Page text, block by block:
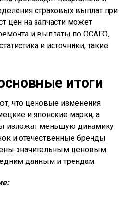
страховых выплат при
цен на запчасти может
и выплаты по ОСАГО,
и источники, такие
итоги
что ценовые изменения
и японские марки, а
изложат меньшую динамику
и отечественные бренды
значительным ценовым
данным и трендам.